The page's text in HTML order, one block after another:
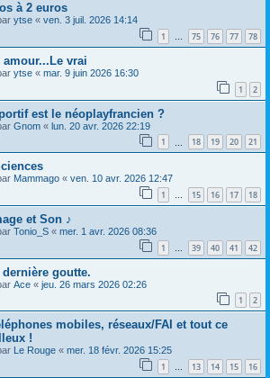
à 2 euros
ytse « ven. 3 juil. 2026 14:14
1 … 75 76 77 78
amour...Le vrai
ytse « mar. 9 juin 2026 16:30
1 2
est le néoplayfrancien ?
Gnom « lun. 20 avr. 2026 22:19
1 18 19 20 21
Mammago « ven. 10 avr. 2026 12:47
1 … 15 16 17 18
et Son ♪
Tonio_S « mer. 1 avr. 2026 08:36
1 39 40 41 42
goutte.
Ace « jeu. 26 mars 2026 02:26
1 2
mobiles, réseaux/FAI et tout ce
!
Le Rouge « mer. 18 févr. 2026 15:25
1 … 13 14 15 16